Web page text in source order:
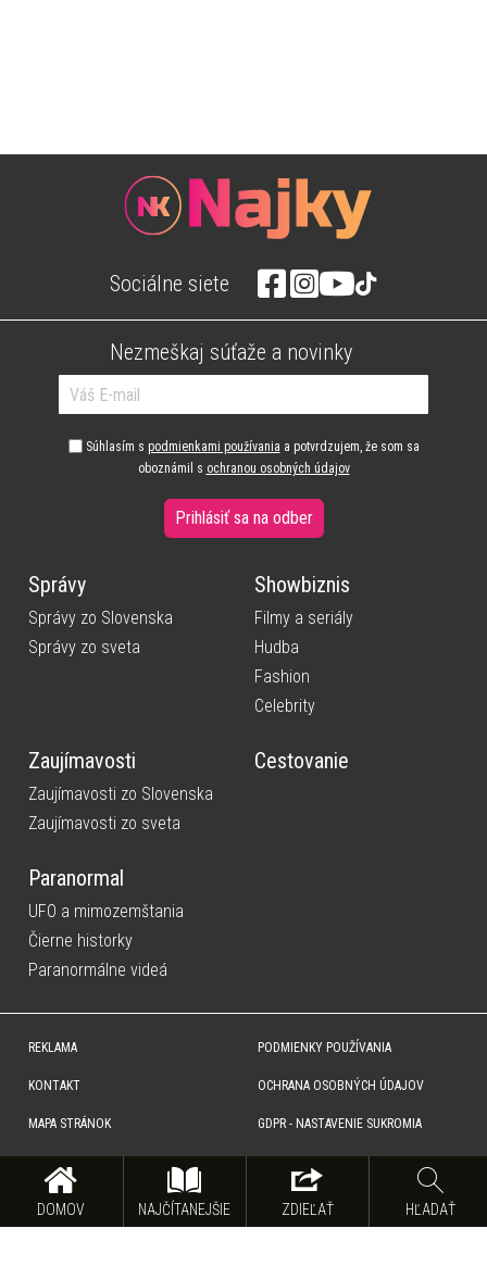
DOMOV NAJČÍTANEJŠIE ZDIEĽAŤ HĽADAŤ
Sociálne siete
Nezmeškaj súťaže a novinky
Súhlasím s podmienkami používania a potvrdzujem, že som sa
oboznámil s ochranou osobných údajov
Prihlásiť sa na odber
Správy
Správy zo Slovenska
Správy zo sveta
Showbiznis
Filmy a seriály
Hudba
Fashion
Celebrity
Zaujímavosti
Zaujímavosti zo Slovenska
Zaujímavosti zo sveta
Cestovanie
Paranormal
UFO a mimozemštania
Čierne historky
Paranormálne videá
REKLAMA
KONTAKT
MAPA STRÁNOK
PODMIENKY POUŽÍVANIA
OCHRANA OSOBNÝCH ÚDAJOV
GDPR - NASTAVENIE SUKROMIA
súhlas na rozmnožovanie, šírenie a na verejný prenos obsahu. Na tejto stránke môžu byť umiestnené reklamné
odkazy, alebo reklamné produkty.